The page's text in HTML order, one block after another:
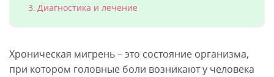
Диагностика и лечение
Хроническая мигрень – это состояние организма,
при котором головные боли возникают у человека